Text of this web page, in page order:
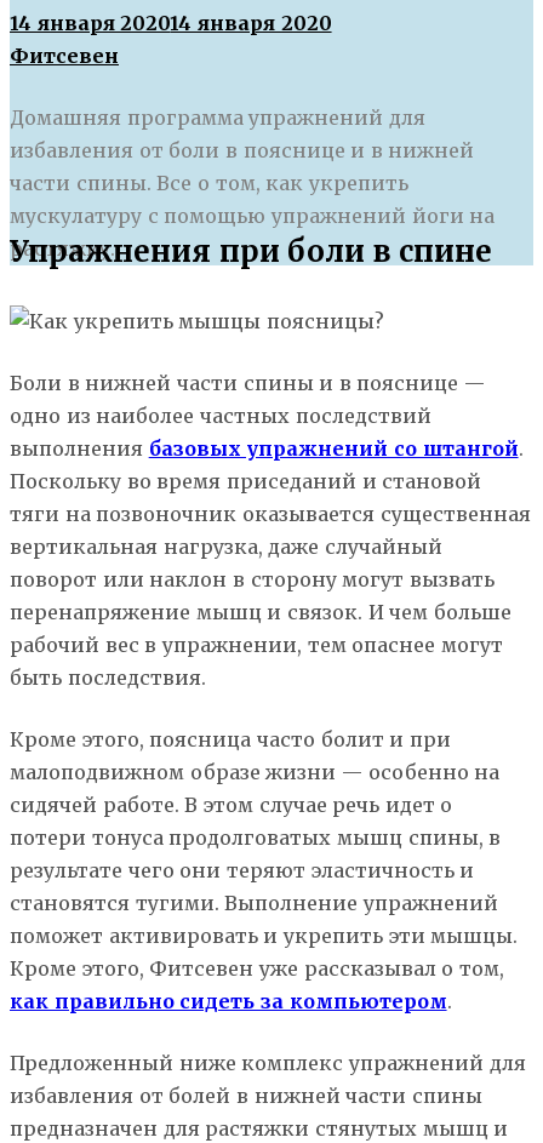
14 января 202014 января 2020
Фитсевен
Домашняя программа упражнений для
избавления от боли в пояснице и в нижней
части спины. Все о том, как укрепить
мускулатуру с помощью упражнений йоги на
растяжку.
Упражнения при боли в спине
Боли в нижней части спины и в пояснице —
одно из наиболее частных последствий
выполнения базовых упражнений со штангой.
Поскольку во время приседаний и становой
тяги на позвоночник оказывается существенная
вертикальная нагрузка, даже случайный
поворот или наклон в сторону могут вызвать
перенапряжение мышц и связок. И чем больше
рабочий вес в упражнении, тем опаснее могут
быть последствия.
Кроме этого, поясница часто болит и при
малоподвижном образе жизни — особенно на
сидячей работе. В этом случае речь идет о
потери тонуса продолговатых мышц спины, в
результате чего они теряют эластичность и
становятся тугими. Выполнение упражнений
поможет активировать и укрепить эти мышцы.
Кроме этого, Фитсевен уже рассказывал о том,
как правильно сидеть за компьютером.
Предложенный ниже комплекс упражнений для
избавления от болей в нижней части спины
предназначен для растяжки стянутых мышц и